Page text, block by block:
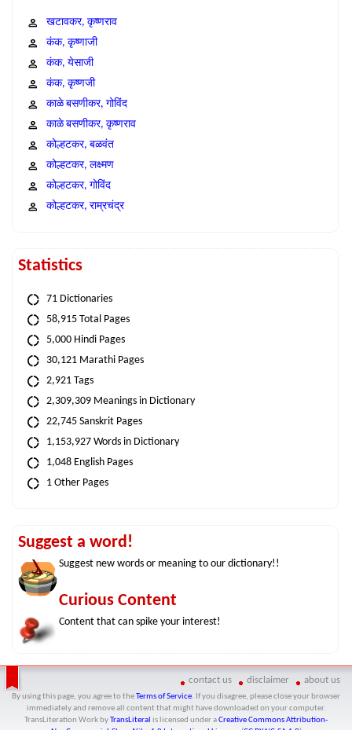
खटावकर, कृष्णराव
कंक, कृष्णाजी
कंक, येसाजी
कंक, कृष्णजी
काळे बसणीकर, गोविंद
काळे बसणीकर, कृष्णराव
कोल्हटकर, बळवंत
कोल्हटकर, लक्ष्मण
कोल्हटकर, गोविंद
कोल्हटकर, राम्रचंद्र
Statistics
71 Dictionaries
58,915 Total Pages
5,000 Hindi Pages
30,121 Marathi Pages
2,921 Tags
2,309,309 Meanings in Dictionary
22,745 Sanskrit Pages
1,153,927 Words in Dictionary
1,048 English Pages
1 Other Pages
Suggest a word!
Suggest new words or meaning to our dictionary!!
Curious Content
Content that can spike your interest!
contact us disclaimer about us
By using this page, you agree to the Terms of Service. If you disagree, please close your browser
immediately and remove all content that might have downloaded on your computer.
TransLiteration Workby TransLiteral is licensed under aCreative Commons Attribution-